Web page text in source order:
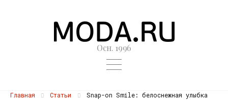
Осн. 1996
Главная Статьи Snap-on Smile: белоснежная улыбка